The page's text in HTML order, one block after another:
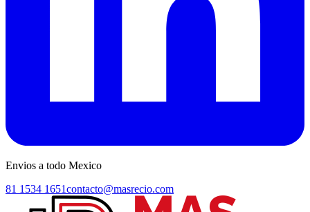
Envios a todo Mexico
81 1534 1651contacto@masrecio.com